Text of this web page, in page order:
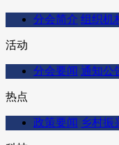
分会简介 组织机
活动
分会要闻 通知公
热点
政策要闻 乡村振